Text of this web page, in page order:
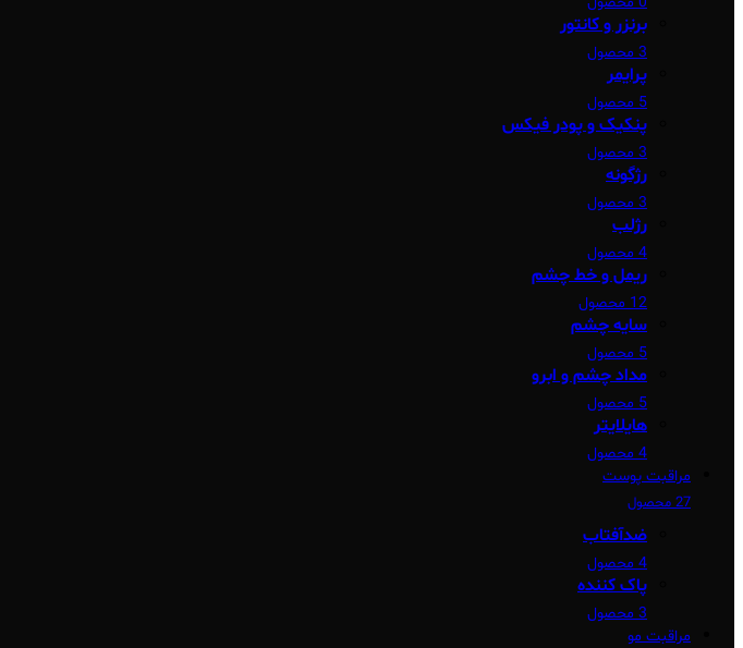
برنزر و کانتور
3 محصول
پرایمر
5 محصول
پنکیک و پودر فیکس
3 محصول
رژگونه
3 محصول
رژلب
4 محصول
ریمل و خط چشم
12 محصول
سایه چشم
5 محصول
مداد چشم و ابرو
5 محصول
هایلایتر
4 محصول
مراقبت پوست
27 محصول
ضدآفتاب
4 محصول
پاک کننده
3 محصول
مراقبت مو